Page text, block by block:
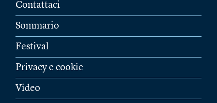
Contattaci
Sommario
Festival
Privacy e cookie
Video